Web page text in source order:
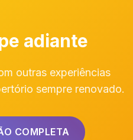
adiante
outras experiências
sempre renovado.
COMPLETA